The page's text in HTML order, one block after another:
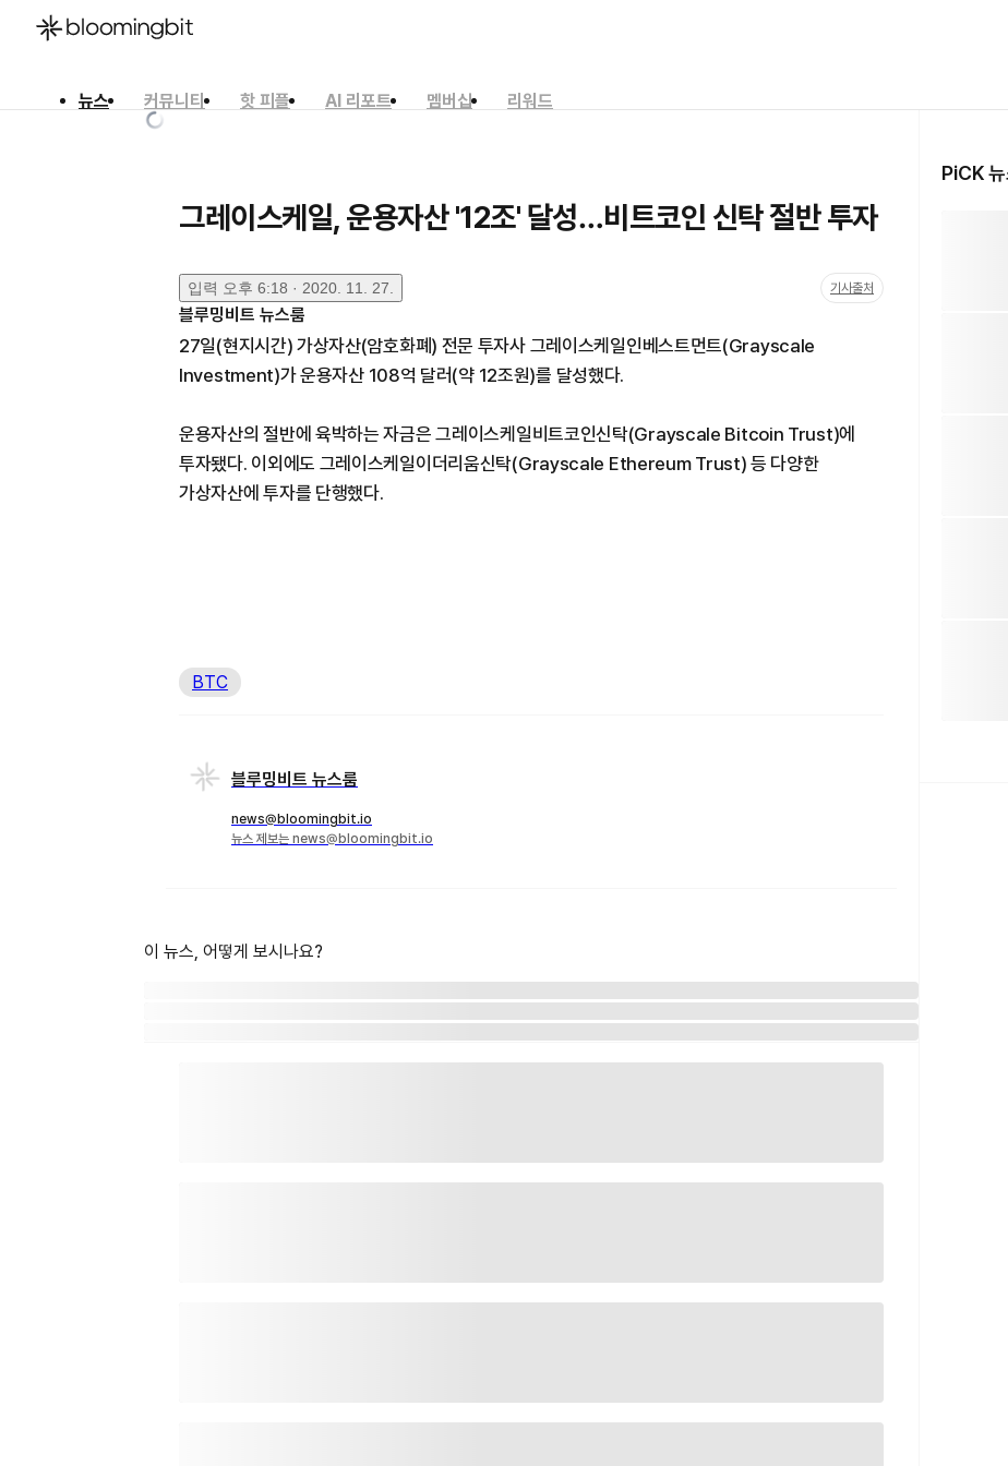
뉴스 커뮤니티 핫 피플 AI 리포트 멤버십
리워드
그레이스케일, 운용자산 '12조' 달성…비트코인 신탁 절반 투자
입력 오후 6:18 · 2020. 11. 27. 기사출처
블루밍비트 뉴스룸
27일(현지시간) 가상자산(암호화폐) 전문 투자사 그레이스케일인베스트먼트(Grayscale
Investment)가 운용자산 108억 달러(약 12조원)를 달성했다.
운용자산의 절반에 육박하는 자금은 그레이스케일비트코인신탁(Grayscale Bitcoin Trust)에
투자됐다. 이외에도 그레이스케일이더리움신탁(Grayscale Ethereum Trust) 등 다양한
가상자산에 투자를 단행했다.
BTC
블루밍비트 뉴스룸
news@bloomingbit.io
뉴스 제보는 news@bloomingbit.io
이 뉴스, 어떻게 보시나요?
PiCK